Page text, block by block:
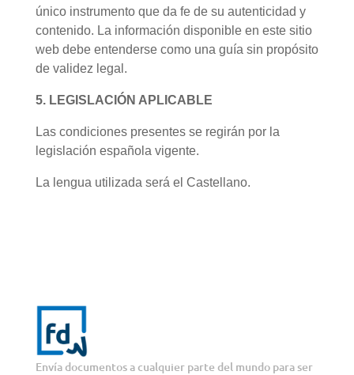
único instrumento que da fe de su autenticidad y
contenido. La información disponible en este sitio
web debe entenderse como una guía sin propósito
de validez legal.
5. LEGISLACIÓN APLICABLE
Las condiciones presentes se regirán por la
legislación española vigente.
La lengua utilizada será el Castellano.
Envía documentos a cualquier parte del mundo para ser